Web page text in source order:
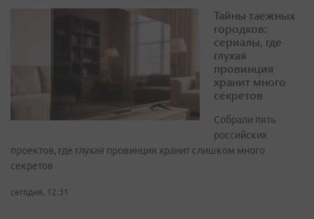
Тайны таежных
городков:
сериалы, где
глухая
провинция
хранит много
секретов
Собрали пять
российских
проектов, где глухая провинция хранит слишком много
секретов
сегодня, 12:31